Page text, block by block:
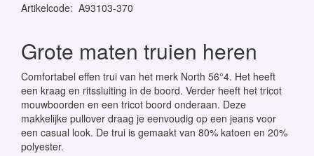
Artikelcode: A93103-370
Grote maten truien heren
Comfortabel effen trui van het merk North 56°4. Het heeft
een kraag en ritssluiting in de boord. Verder heeft het tricot
mouwboorden en een tricot boord onderaan. Deze
makkelijke pullover draag je eenvoudig op een jeans voor
een casual look. De trui is gemaakt van 80% katoen en 20%
polyester.